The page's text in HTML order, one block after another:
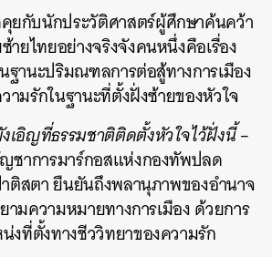
ยกับนักประวัติศาสตร์ผู้ศึกษาค้นคว้า
ยไทยอย่างจริงจังคนหนึ่งคือเรื่อง
ฐานะปริมณฑลการต่อสู้ทางการเมือง
ามรักในฐานะที่ตั้งฝั่งซ้ายของหัวใจ
งเอิญที่ธรรมชาติติดตั้งหัวใจไว้ฝั่งนี้–
ชาการมาร์กอสแห่งกองทัพปลด
ติสตา ยืนยันถึงพลานุภาพของอำนาจ
ามความหมายทางการเมือง ด้วยการ
งที่ตั้งทางชีววิทยาของความรัก